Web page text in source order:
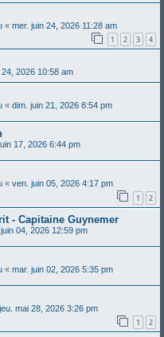
« mer. juin 24, 2026 11:28 am
1 2 3 4
24, 2026 10:58 am
« dim. juin 21, 2026 8:54 pm
17, 2026 6:44 pm
« ven. juin 05, 2026 4:17 pm
1 2
- Capitaine Guynemer
04, 2026 12:59 pm
« mar. juin 02, 2026 5:35 pm
jeu. mai 28, 2026 3:26 pm
1 2